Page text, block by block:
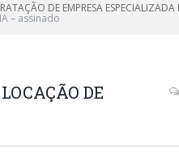
DE EMPRESA
– assinado
DE